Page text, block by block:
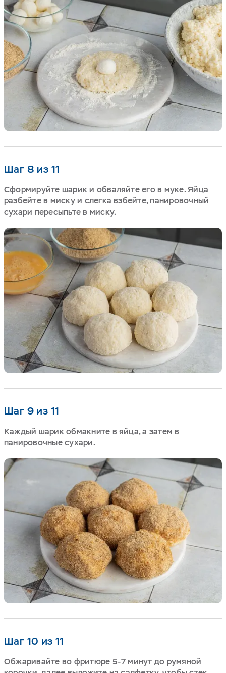
Шаг 8 из 11
Сформируйте шарик и обваляйте его в муке. Яйца
разбейте в миску и слегка взбейте, панировочный
сухари пересыпьте в миску.
Шаг 9 из 11
Каждый шарик обмакните в яйца, а затем в
панировочные сухари.
Шаг 10 из 11
Обжаривайте во фритюре 5-7 минут до румяной